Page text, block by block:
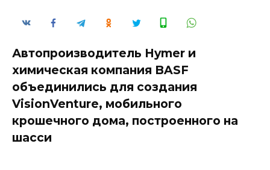
Автопроизводитель Hymer и
химическая компания BASF
объединились для создания
VisionVenture, мобильного
крошечного дома, построенного на
шасси